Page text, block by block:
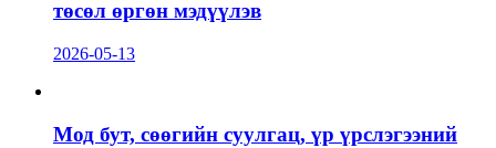
төсөл өргөн мэдүүлэв
2026-05-13
Мод бут, сөөгийн суулгац, үр үрслэгээний